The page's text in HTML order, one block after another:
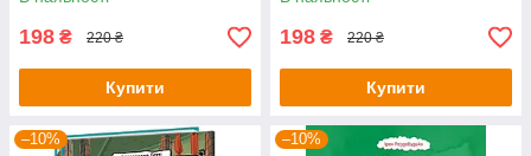
198 ₴ 220 ₴
Купити
198 ₴ 220 ₴
Купити
–10% –10%